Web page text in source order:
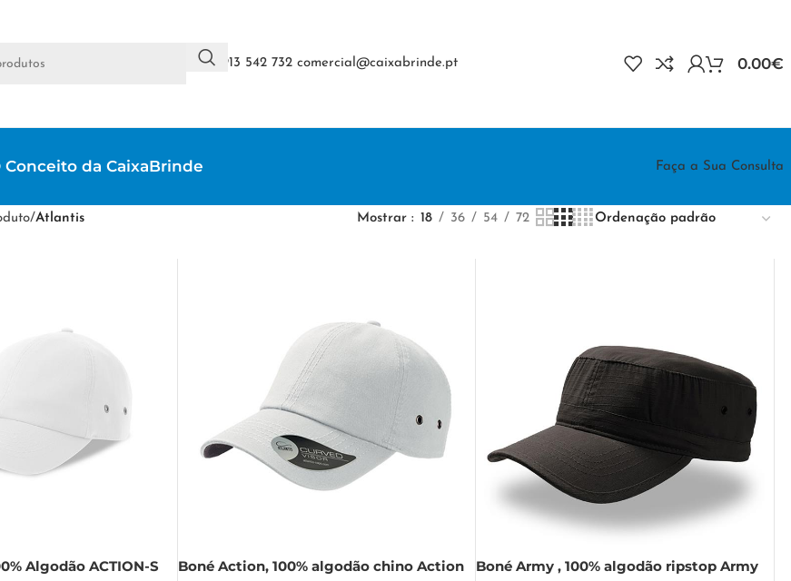
+351 913 542 732 comercial@caixabrinde.pt 0.00€
Conceito da CaixaBrinde Faça a Sua Consulta
/Atlantis Mostrar 18 36 54 72
Algodão ACTION-S Boné Action, 100% algodão chino Action Boné Army , 100% algodão ripstop Army